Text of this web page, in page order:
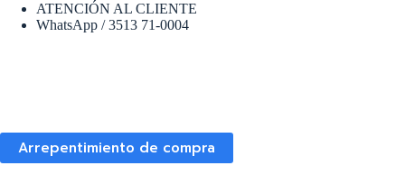
ATENCIÓN AL CLIENTE
WhatsApp / 3513 71-0004
Arrepentimiento de compra